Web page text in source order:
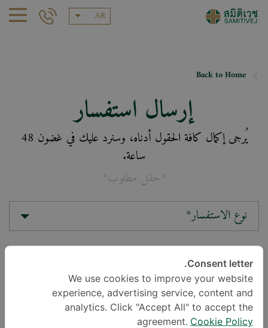
AR
Back to Home
إرسال استفسار
يُرجى إكمال كافة الحقول أدناه، وسنرد عليك في غضون 48
ساعة.
*حقل مطلوب*
نوع الاستفسار*
الموقع*
سؤالك*
Consent letter.
We use cookies to improve your website
experience, advertising service, content and
analytics. Click "Accept All" to accept the
agreement. Cookie Policy